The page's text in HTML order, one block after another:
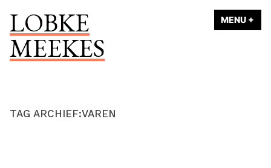
inhoud
springen
LOBKE
MEEKES
MENU +
TAG ARCHIEF:VAREN